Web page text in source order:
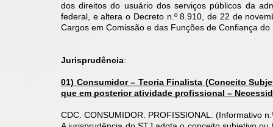
dos direitos do usuário dos serviços públicos da
federal, e altera o Decreto n.º 8.910, de 22 de
Cargos em Comissão e das Funções de Confiança
Jurisprudência:
01) Consumidor – Teoria Finalista (Conceito
que em posterior atividade profissional –
CDC. CONSUMIDOR. PROFISSIONAL. (Informativo